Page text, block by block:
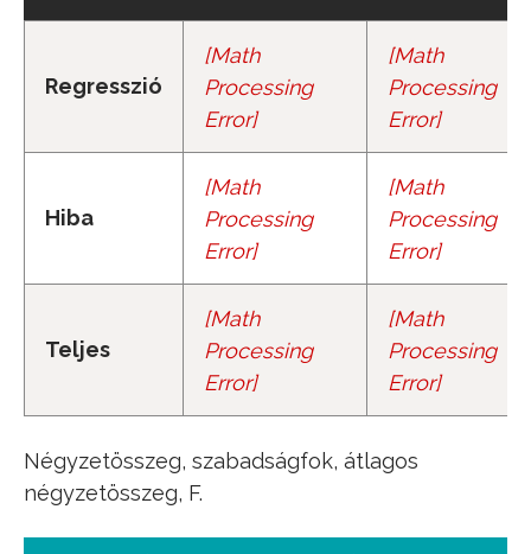
Regresszió
[Math
Processing
Error]
SSR [Math
Processing
Error]
k
Hiba
[Math
Processing
Error]
SSE [Math
Processing
Error]
n−k−1
Teljes
[Math
Processing
Error]
SST [Math
Processing
Error]
n−1
Négyzetösszeg, szabadságfok, átlagos
négyzetösszeg, F.